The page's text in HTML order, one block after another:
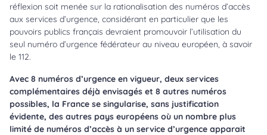
réflexion soit menée sur la rationalisation des numéros d’accès
aux services d’urgence, considérant en particulier que les
pouvoirs publics français devraient promouvoir l’utilisation du
seul numéro d’urgence fédérateur au niveau européen, à savoir
le 112.
Avec 8 numéros d’urgence en vigueur, deux services
complémentaires déjà envisagés et 8 autres numéros
possibles, la France se singularise, sans justification
évidente, des autres pays européens où un nombre plus
limité de numéros d’accès à un service d’urgence apparait